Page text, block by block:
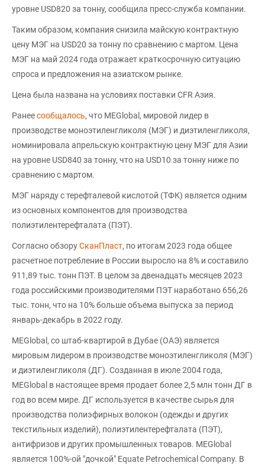
уровне USD820 за тонну, сообщила пресс-служба компании.
Таким образом, компания снизила майскую контрактную
цену МЭГ на USD20 за тонну по сравнению с мартом. Цена
МЭГ на май 2024 года отражает краткосрочную ситуацию
спроса и предложения на азиатском рынке.
Цена была названа на условиях поставки CFR Азия.
Ранеесообщалось, что MEGlobal, мировой лидер в
производстве моноэтиленгликоля (МЭГ) и диэтиленгликоля,
номинировала апрельскую контрактную цену МЭГ для Азии
на уровне USD840 за тонну, что на USD10 за тонну ниже по
сравнению с мартом.
МЭГ наряду с терефталевой кислотой (ТФК) является одним
из основных компонентов для производства
полиэтилентерефталата (ПЭТ).
Согласно обзоруСканПласт, по итогам 2023 года общее
расчетное потребление в России выросло на 8% и составило
911,89 тыс. тонн ПЭТ. В целом за двенадцать месяцев 2023
года российскими производителями ПЭТ наработано 656,26
тыс. тонн, что на 10% больше объема выпуска за период
январь-декабрь в 2022 году.
MEGlobal, со штаб-квартирой в Дубае (ОАЭ) является
мировым лидером в производстве моноэтиленгликоля (МЭГ)
и диэтиленгликоля (ДГ). Созданная в июле 2004 года,
MEGlobal в настоящее время продает более 2,5 млн тонн ДГ в
год во всем мире. ДГ используется в качестве сырья для
производства полиэфирных волокон (одежды и других
текстильных изделий), полиэтилентерефталата (ПЭТ),
антифризов и других промышленных товаров. MEGlobal
является 100%-ой "дочкой" Equate Petrochemical Company. В